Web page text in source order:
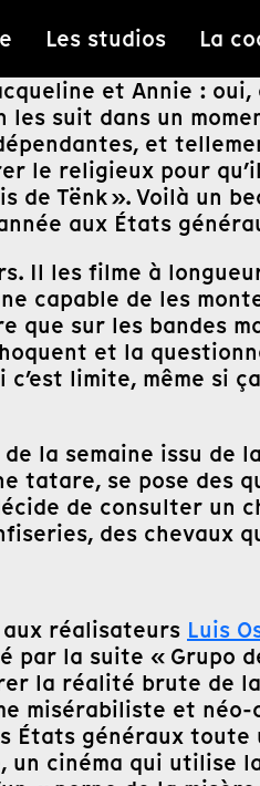
Les studios La
et Annie :
les suit dans un
et
le religieux pour
Tënk ». Voilà un
aux États
Il les filme à
capable de les
sur les bandes
et la
limite, même si
la semaine issu de
tatare, se pose des
de consulter un
des chevaux
réalisateurs Luis
par la suite «
la réalité brute de
misérabiliste et
États généraux
cinéma qui utilise